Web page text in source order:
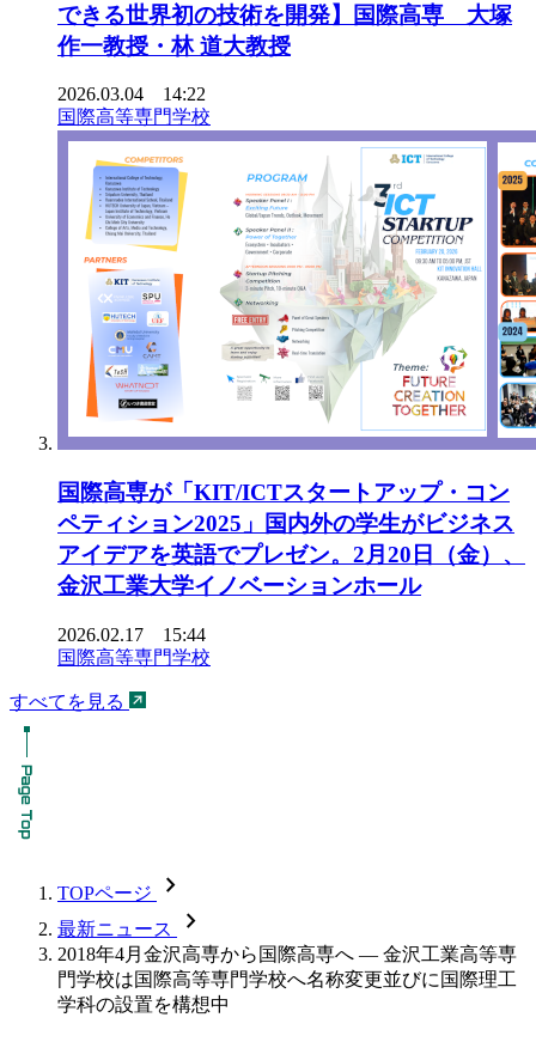
できる世界初の技術を開発】国際高専 大塚
作一教授・林 道大教授
2026.03.04 14:22
国際高等専門学校
国際高専が「KIT/ICTスタートアップ・コン
ペティション2025」国内外の学生がビジネス
アイデアを英語でプレゼン。2月20日（金）、
金沢工業大学イノベーションホール
2026.02.17 15:44
国際高等専門学校
すべてを見る
TOPページ chevron_forward
最新ニュース chevron_forward
2018年4月金沢高専から国際高専へ — 金沢工業高等専
門学校は国際高等専門学校へ名称変更並びに国際理工
学科の設置を構想中